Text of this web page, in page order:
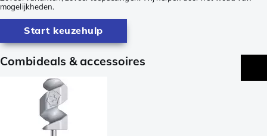
mogelijkheden.
Start keuzehulp
Combideals & accessoires